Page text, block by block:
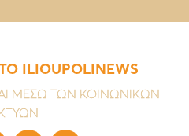
ILIOUPOLINEWS
ΜΕΣΩ ΤΩΝ ΚΟΙΝΩΝΙΚΩΝ